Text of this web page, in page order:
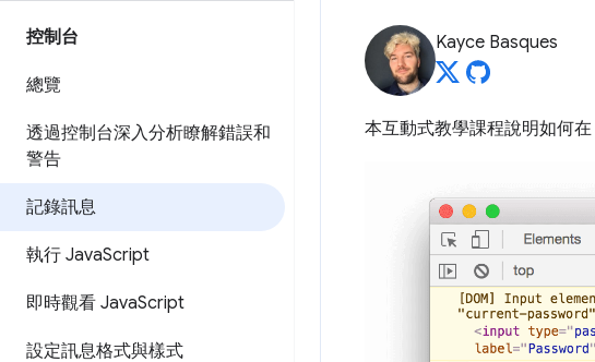
控制台
總覽
透過控制台深入分析瞭解錯誤和
警告
記錄訊息
執行 JavaScript
即時觀看 JavaScript
設定訊息格式與樣式
Kayce Basques
本互動式教學課程說明如何在